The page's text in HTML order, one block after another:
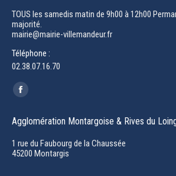
TOUS les samedis matin de 9h00 à 12h00
majorité.
mairie@mairie-villemandeur.fr
Téléphone :
02.38.07.16.70
Trouvez nous sur :
Facebook
opens
in
new
Agglomération Montargoise & Rives du
1 rue du Faubourg de la Chaussée
45200 Montargis